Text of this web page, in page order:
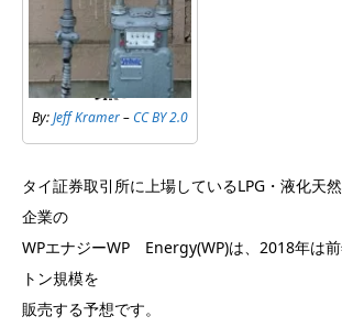
By:Jeff Kramer–CC BY 2.0
タイ証券取引所に上場しているLPG・液化天
企業の
WPエナジーWP Energy(WP)は、2018年は
トン規模を
販売する予想です。